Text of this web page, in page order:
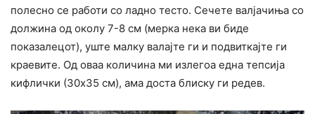
полесно се работи со ладно тесто. Сечете валјачиња со
должина од околу 7-8 см (мерка нека ви биде
показалецот), уште малку валајте ги и подвиткајте ги
краевите. Од оваа количина ми излегоа една тепсија
кифлички (30х35 см), ама доста блиску ги редев.